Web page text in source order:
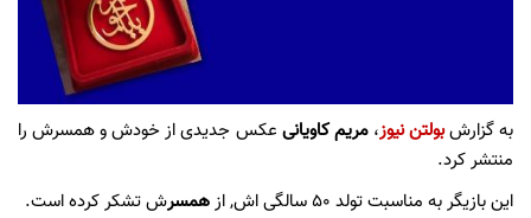
به گزارشبولتن نیوز،مریم کاویانی عکس جدیدی از خودش و همسرش را
منتشر کرد.
این بازیگر به مناسبت تولد 50 سالگی اش, از
همسرش تشکر کرده است.